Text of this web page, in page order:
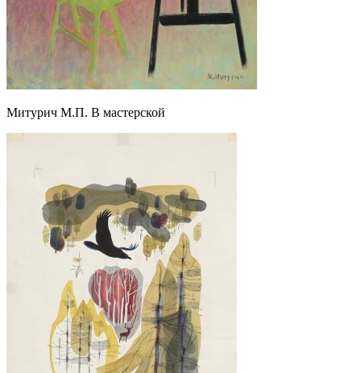
Митурич М.П. В мастерской